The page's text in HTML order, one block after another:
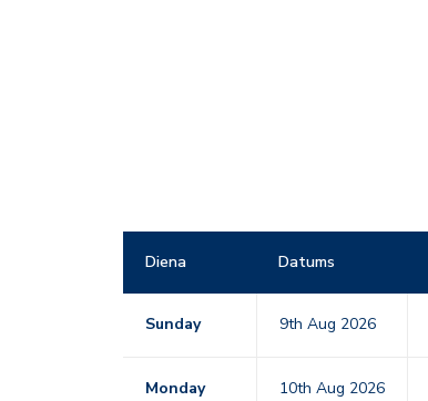
Diena Datums
Sunday 9th Aug 2026
Monday 10th Aug 2026